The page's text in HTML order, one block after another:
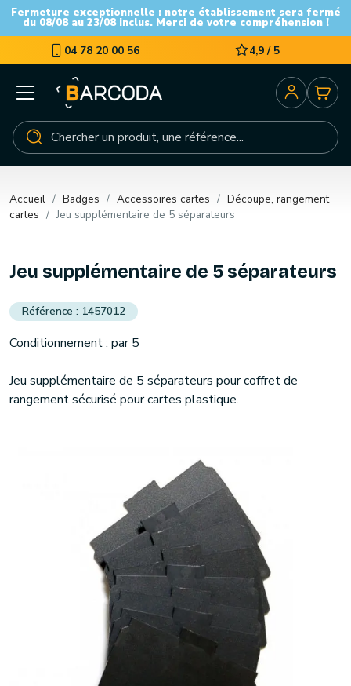
Fermeture exceptionnelle : notre établissement sera fermé
du 08/08 au 23/08 inclus. Merci de votre compréhension !
04 78 20 00 56 4,9 / 5
Accueil Badges Accessoires cartes
Découpe, rangement
cartes
Jeu supplémentaire de 5 séparateurs
Jeu supplémentaire de 5 séparateurs
1457012
Conditionnement : par 5
Jeu supplémentaire de 5 séparateurs pour coffret de
rangement sécurisé pour cartes plastique.